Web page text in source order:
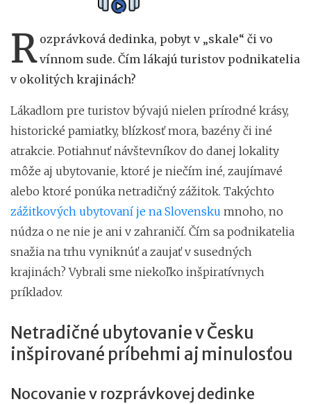
R ozprávková dedinka, pobyt v „skale“ či vo
vínnom sude. Čím lákajú turistov podnikatelia
v okolitých krajinách?
Lákadlom pre turistov bývajú nielen prírodné krásy,
historické pamiatky, blízkosť mora, bazény či iné
atrakcie. Potiahnuť návštevníkov do danej lokality
môže aj ubytovanie, ktoré je niečím iné, zaujímavé
alebo ktoré ponúka netradičný zážitok. Takýchto
zážitkových ubytovaní je na Slovensku mnoho, no
núdza o ne nie je ani v zahraničí. Čím sa podnikatelia
snažia na trhu vyniknúť a zaujať v susedných
krajinách? Vybrali sme niekoľko inšpiratívnych
príkladov.
Netradičné ubytovanie v Česku
inšpirované príbehmi aj minulosťou
Nocovanie v rozprávkovej dedinke